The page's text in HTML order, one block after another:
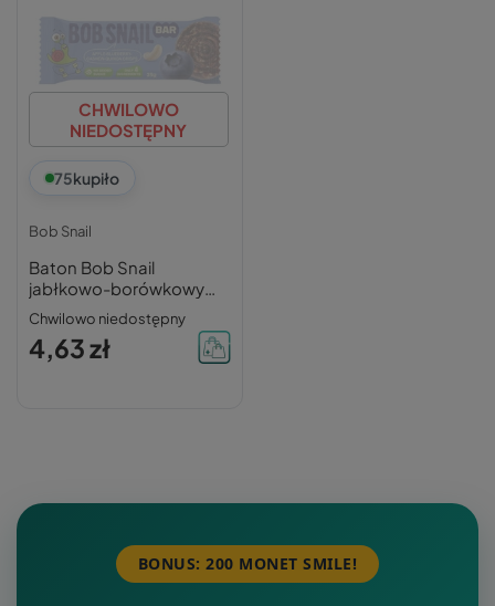
CHWILOWO
NIEDOSTĘPNY
75kupiło
Bob Snail
Baton Bob Snail
jabłkowo-borówkowy
bez cukru 35g
Chwilowo niedostępny
4,63 zł
BONUS: 200 MONET SMILE!